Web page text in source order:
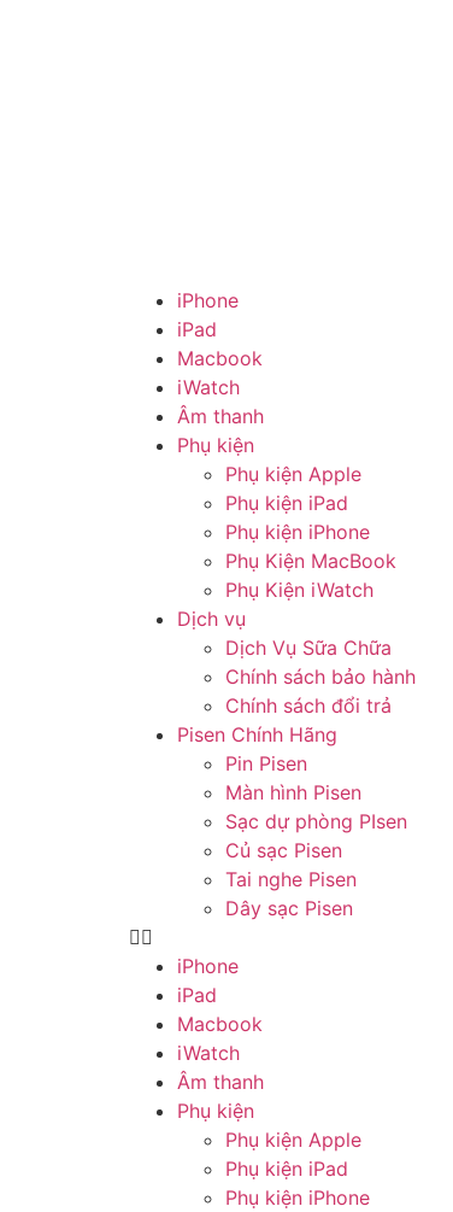
iPhone
iPad
Macbook
iWatch
Âm thanh
Phụ kiện
Phụ kiện Apple
Phụ kiện iPad
Phụ kiện iPhone
Phụ Kiện MacBook
Phụ Kiện iWatch
Dịch vụ
Dịch Vụ Sữa Chữa
Chính sách bảo hành
Chính sách đổi trả
Pisen Chính Hãng
Pin Pisen
Màn hình Pisen
Sạc dự phòng PIsen
Củ sạc Pisen
Tai nghe Pisen
Dây sạc Pisen
iPhone
iPad
Macbook
iWatch
Âm thanh
Phụ kiện
Phụ kiện Apple
Phụ kiện iPad
Phụ kiện iPhone